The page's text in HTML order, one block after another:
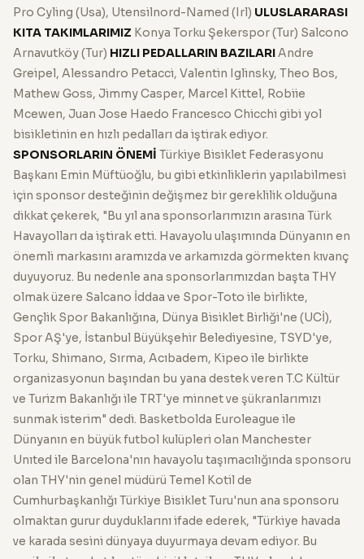
Pro Cyling (Usa), Utensilnord-Named (Irl) ULUSLARARASI
KITA TAKIMLARIMIZ Konya Torku Şekerspor (Tur) Salcono
Arnavutköy (Tur) HIZLI PEDALLARIN BAZILARI Andre
Greipel, Alessandro Petacci, Valentin Iglinsky, Theo Bos,
Mathew Goss, Jimmy Casper, Marcel Kittel, Robiie
Mcewen, Juan Jose Haedo Francesco Chicchi gibi yol
bisikletinin en hızlı pedalları da iştirak ediyor.
SPONSORLARIN ÖNEMİ Türkiye Bisiklet Federasyonu
Başkanı Emin Müftüoğlu, bu gibi etkinliklerin yapılabilmesi
için sponsor desteğinin değişmez bir gereklilik olduğuna
dikkat çekerek, "Bu yıl ana sponsorlarımızın arasına Türk
Havayolları da iştirak etti. Havayolu ulaşımında Dünyanın en
önemli markasını aramızda ve arkamızda görmekten kıvanç
duyuyoruz. Bu nedenle ana sponsorlarımızdan başta THY
olmak üzere Salcano İddaa ve Spor-Toto ile birlikte,
Gençlik Spor Bakanlığına, Dünya Bisiklet Birliği'ne (UCİ),
Spor AŞ'ye, İstanbul Büyükşehir Belediyesine, TSYD'ye,
Torku, Shimano, Sırma, Acıbadem, Kipeo ile birlikte
organizasyonun başından bu yana destek veren T.C Kültür
ve Turizm Bakanlığı ile TRT'ye minnet ve şükranlarımızı
sunmak isterim" dedi. Basketbolda Euroleague ile
Dünyanın en büyük futbol kulüpleri olan Manchester
Unıted ile Barcelona'nın havayolu taşımacılığında sponsoru
olan THY'nin genel müdürü Temel Kotil de
Cumhurbaşkanlığı Türkiye Bisiklet Turu'nun ana sponsoru
olmaktan gurur duyduklarını ifade ederek, "Türkiye havada
ve karada sesini dünyaya duyurmaya devam ediyor. Bu